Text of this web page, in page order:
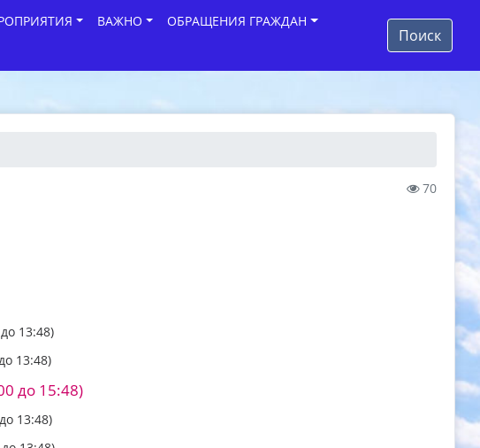
ВАЖНО
ОБРАЩЕНИЯ ГРАЖДАН
Поиск
70
13:48)
13:48)
до 15:48)
13:48)